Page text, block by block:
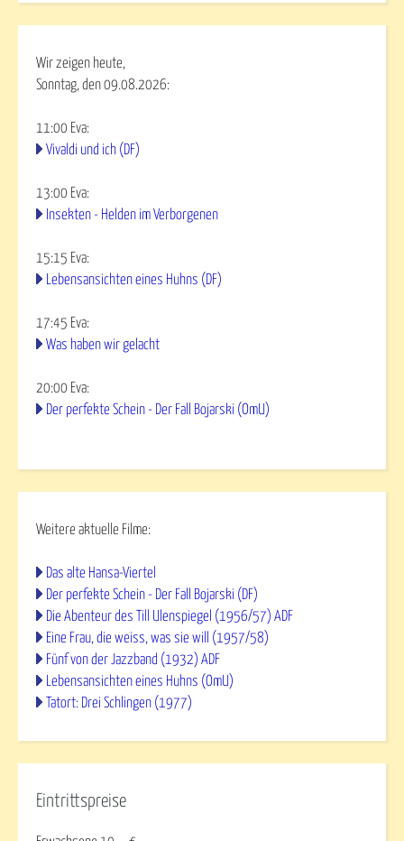
Wir zeigen heute,
Sonntag, den 09.08.2026:
11:00 Eva:
Vivaldi und ich (DF)
13:00 Eva:
Insekten - Helden im Verborgenen
15:15 Eva:
Lebensansichten eines Huhns (DF)
17:45 Eva:
Was haben wir gelacht
20:00 Eva:
Der perfekte Schein - Der Fall Bojarski (OmU)
Weitere aktuelle Filme:
Das alte Hansa-Viertel
Der perfekte Schein - Der Fall Bojarski (DF)
Die Abenteur des Till Ulenspiegel (1956/57) ADF
Eine Frau, die weiss, was sie will (1957/58)
Fünf von der Jazzband (1932) ADF
Lebensansichten eines Huhns (OmU)
Tatort: Drei Schlingen (1977)
Eintrittspreise